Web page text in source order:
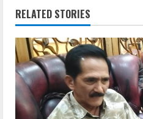
u
e
R
e
RELATED STORIES